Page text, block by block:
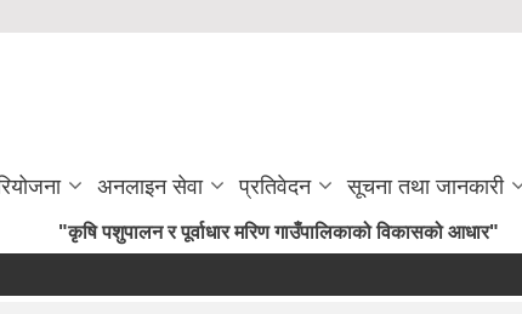
अनलाइन सेवा प्रतिवेदन सूचना तथा जानकारी
"कृषि पशुपालन र पूर्वाधार मरिण गाउँपालिकाको विकासको आधार"